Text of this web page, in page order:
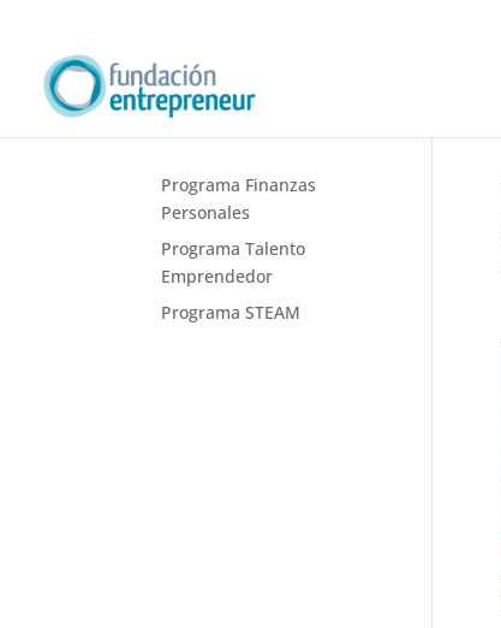
Programa Finanzas
Personales
Programa Talento
Emprendedor
Programa STEAM